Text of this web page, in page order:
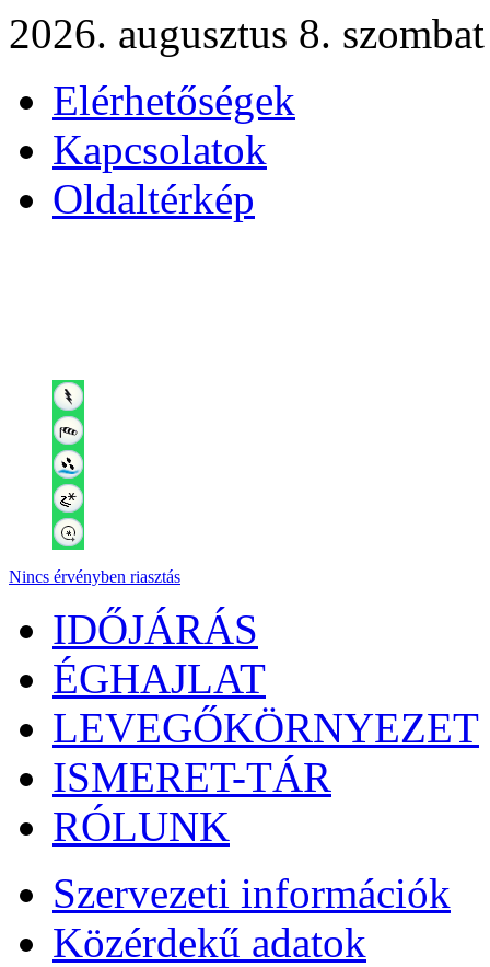
2026. augusztus 8. szombat
Elérhetőségek
Kapcsolatok
Oldaltérkép
Nincs érvényben riasztás
IDŐJÁRÁS
ÉGHAJLAT
LEVEGŐKÖRNYEZET
ISMERET-TÁR
RÓLUNK
Szervezeti információk
Közérdekű adatok